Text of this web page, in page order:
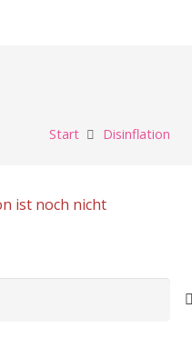
Start Disinflation
ist noch nicht